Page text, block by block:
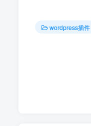
wordpress插件